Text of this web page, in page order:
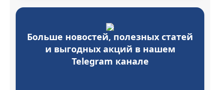
Больше новостей, полезных статей
и выгодных акций в нашем
Telegram канале